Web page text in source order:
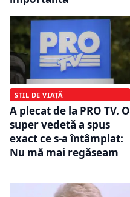
STIL DE VIAȚĂ
A plecat de la PRO TV. O
super vedetă a spus
exact ce s-a întâmplat:
Nu mă mai regăseam